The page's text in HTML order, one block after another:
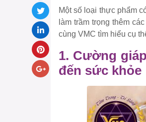
Một số loại thực phẩm
làm trầm trọng thêm
cùng VMC tìm hiểu cụ
1. Cường
đến sức khỏe